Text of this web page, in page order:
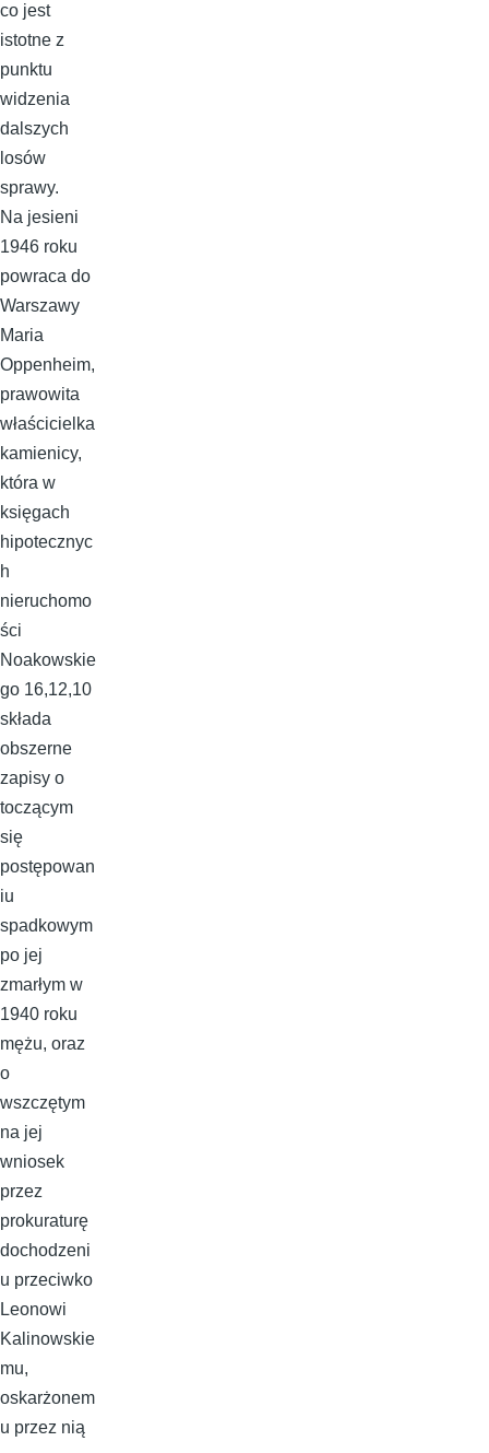
co jest
istotne z
punktu
widzenia
dalszych
losów
sprawy.
Na jesieni
1946 roku
powraca do
Warszawy
Maria
Oppenheim,
prawowita
właścicielka
kamienicy,
która w
księgach
hipotecznyc
h
nieruchomo
ści
Noakowskie
go 16,12,10
składa
obszerne
zapisy o
toczącym
się
postępowan
iu
spadkowym
po jej
zmarłym w
1940 roku
mężu, oraz
o
wszczętym
na jej
wniosek
przez
prokuraturę
dochodzeni
u przeciwko
Leonowi
Kalinowskie
mu,
oskarżonem
u przez nią